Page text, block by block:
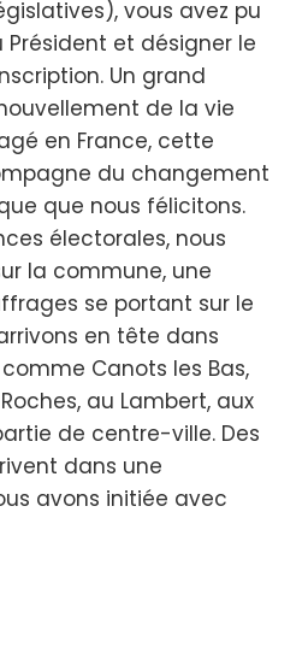
vous avez pu
et désigner le
Un grand
de la vie
en France, cette
du changement
que nous félicitons.
électorales, nous
la commune, une
se portant sur le
en tête dans
Canots les Bas,
au Lambert, aux
de centre-ville. Des
dans une
avons initiée avec